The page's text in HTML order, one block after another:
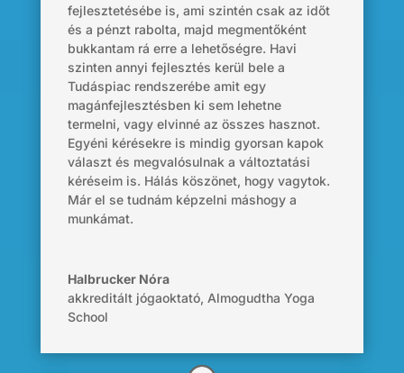
fejlesztetésébe is, ami szintén csak az időt
és a pénzt rabolta, majd megmentőként
bukkantam rá erre a lehetőségre. Havi
szinten annyi fejlesztés kerül bele a
Tudáspiac rendszerébe amit egy
magánfejlesztésben ki sem lehetne
termelni, vagy elvinné az összes hasznot.
Egyéni kérésekre is mindig gyorsan kapok
választ és megvalósulnak a változtatási
kéréseim is. Hálás köszönet, hogy vagytok.
Már el se tudnám képzelni máshogy a
munkámat.
Halbrucker Nóra
akkreditált jógaoktató, Almogudtha Yoga
School